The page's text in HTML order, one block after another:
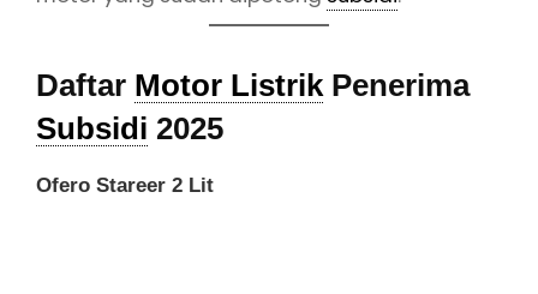
Daftar Motor Listrik Penerima
Subsidi 2025
Ofero Stareer 2 Lit